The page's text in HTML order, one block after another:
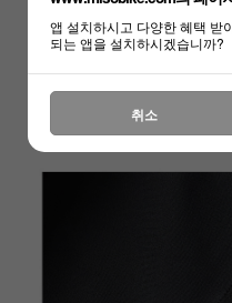
앱 설치하시고 다양한 혜택 받
되는 앱을 설치하시겠습니까?
취소